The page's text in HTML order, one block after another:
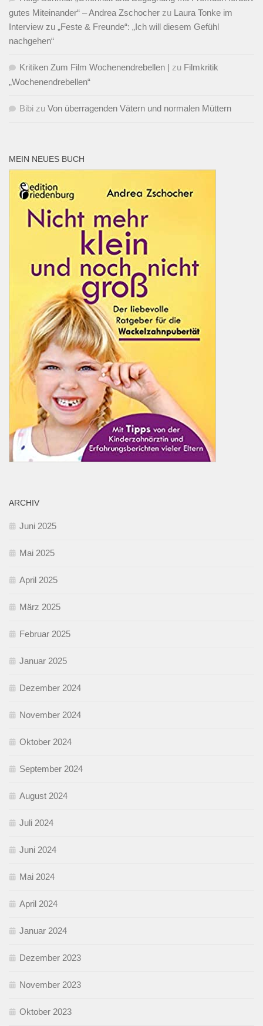
gutes Miteinander“ – Andrea Zschocher zu Laura Tonke im
Interview zu „Feste & Freunde“: „Ich will diesem Gefühl
nachgehen“
Kritiken Zum Film Wochenendrebellen | zu Filmkritik
„Wochenendrebellen“
Bibi zu Von überragenden Vätern und normalen Müttern
MEIN NEUES BUCH
ARCHIV
Juni 2025
Mai 2025
April 2025
März 2025
Februar 2025
Januar 2025
Dezember 2024
November 2024
Oktober 2024
September 2024
August 2024
Juli 2024
Juni 2024
Mai 2024
April 2024
Januar 2024
Dezember 2023
November 2023
Oktober 2023